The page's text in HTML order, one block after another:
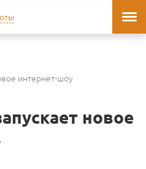
интернет-шоу
новое